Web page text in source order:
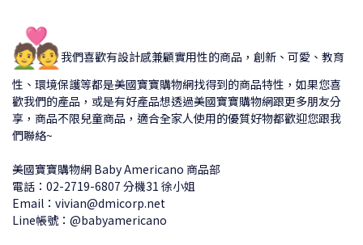
💑我們喜歡有設計感兼顧實用性的商品，創新、可愛、教育
性、環境保護等都是美國寶寶購物網找得到的商品特性，如果您喜
歡我們的產品，或是有好產品想透過美國寶寶購物網跟更多朋友分
享，商品不限兒童商品，適合全家人使用的優質好物都歡迎您跟我
們聯絡~
美國寶寶購物網 Baby Americano 商品部
電話：02-2719-6807 分機31 徐小姐
Email：vivian@dmicorp.net
Line帳號：@babyamericano